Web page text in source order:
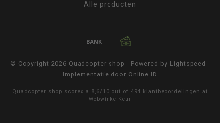
Alle producten
© Copyright 2026 Quadcopter-shop - Powered by Lightspeed -
Implementatie door Online ID
Quadcopter shop scores a 8,6/ 10 out of 494 klantbeoordelingen at
WebwinkelKeur